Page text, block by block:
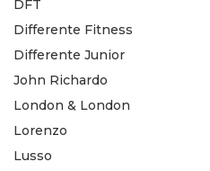
DFT
Differente Fitness
Differente Junior
John Richardo
London & London
Lorenzo
Lusso